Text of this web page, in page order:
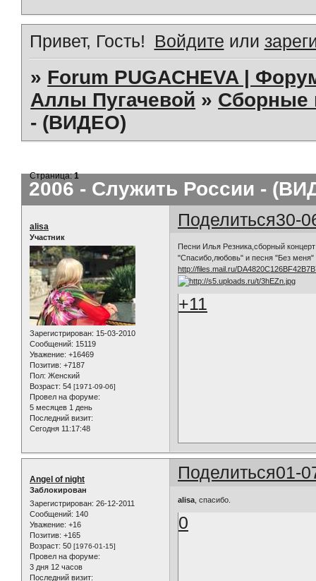
Привет, Гость! Войдите или
» Forum PUGACHEVA |
Аллы Пугачевой » Сборные
- (ВИДЕО)
2006 - Служить России -
Страница:1
Поделиться30-
alisa
Участник
Зарегистрирован: 15-03-2010
Сообщений: 15119
Уважение: +16469
Позитив: +7187
Пол: Женский
Возраст: 54 [1971-09-06]
Провел на форуме:
5 месяцев 1 день
Последний визит:
Сегодня 11:17:48
Песни Илья Резника,сборный концерт
"Спасибо,любовь" и песня "Без меня"
http://files.mail.ru/
+11
Поделиться01-
Angel of night
Заблокирован
Зарегистрирован: 26-12-2011
Сообщений: 140
Уважение: +16
Позитив: +165
Возраст: 50 [1976-01-15]
Провел на форуме:
3 дня 12 часов
Последний визит:
alisa , спасибо.
0